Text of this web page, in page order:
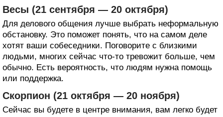
Весы (21 сентября — 20 октября)
Для делового общения лучше выбрать неформальную
обстановку. Это поможет понять, что на самом деле
хотят ваши собеседники. Поговорите с близкими
людьми, многих сейчас что-то тревожит больше, чем
обычно. Есть вероятность, что людям нужна помощь
или поддержка.
Скорпион (21 октября — 20 ноября)
Сейчас вы будете в центре внимания, вам легко будет